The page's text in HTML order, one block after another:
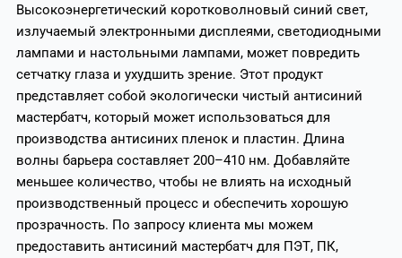
Высокоэнергетический коротковолновый синий свет,
излучаемый электронными дисплеями, светодиодными
лампами и настольными лампами, может повредить
сетчатку глаза и ухудшить зрение. Этот продукт
представляет собой экологически чистый антисиний
мастербатч, который может использоваться для
производства антисиних пленок и пластин. Длина
волны барьера составляет 200–410 нм. Добавляйте
меньшее количество, чтобы не влиять на исходный
производственный процесс и обеспечить хорошую
прозрачность. По запросу клиента мы можем
предоставить антисиний мастербатч для ПЭТ, ПК,